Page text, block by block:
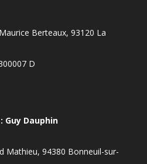
Berteaux, 93120 La
D
Guy Dauphin
Mathieu, 94380 Bonneuil-sur-